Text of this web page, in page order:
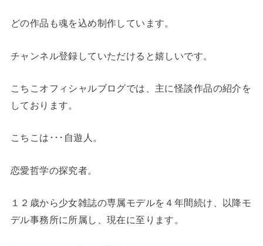
どの作品も魂を込め制作しています。
チャンネル登録していただけると嬉しいです。
こちこオフィシャルブログでは、主に怪談作品の紹介を
しております。
こちこは･･･自遊人。
恋愛哲学の探究者。
１２歳から少女雑誌の専属モデルを４年間続け、以降モ
デル事務所に所属し、現在に至ります。